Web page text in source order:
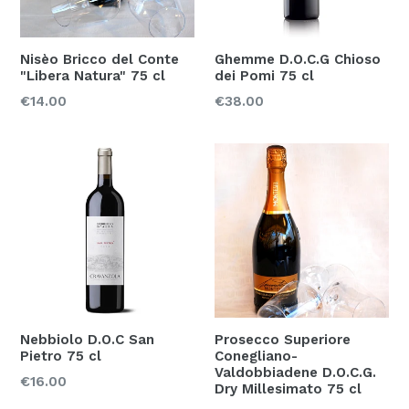
Nisèo Bricco del Conte
"Libera Natura" 75 cl
Prezzo
€14.00
Ghemme D.O.C.G Chioso
dei Pomi 75 cl
Prezzo
€38.00
Nebbiolo D.O.C San
Pietro 75 cl
Prezzo
€16.00
Prosecco Superiore
Conegliano-
Valdobbiadene D.O.C.G.
Dry Millesimato 75 cl